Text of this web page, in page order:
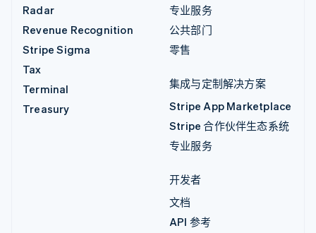
Radar
Revenue Recognition
Stripe Sigma
Tax
Terminal
Treasury
专业服务
公共部门
零售
集成与定制解决方案
Stripe App Marketplace
Stripe 合作伙伴生态系统
专业服务
开发者
文档
API 参考